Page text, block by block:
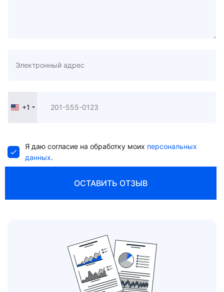
United
+1
Я даю согласие на обработку моих персональных
данных.
ОСТАВИТЬ ОТЗЫВ